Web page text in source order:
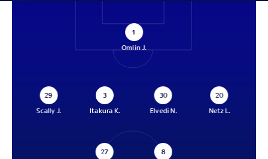
1
Omlin J.
29
Scally J.
3
Itakura K.
30
Elvedi N.
20
Netz L.
27
8